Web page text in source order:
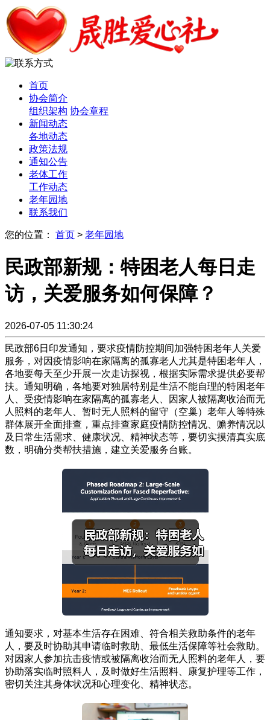
首页
协会简介
组织架构 协会章程
新闻动态
各地动态
政策法规
通知公告
老体工作
工作动态
老年园地
联系我们
您的位置： 首页 > 老年园地
民政部新规：特困老人每日走
访，关爱服务如何保障？
2026-07-05 11:30:24
民政部6日印发通知，要求疫情防控期间加强特困老年人关爱
服务，对因疫情影响在家隔离的孤寡老人尤其是特困老年人，
各地要每天至少开展一次走访探视，根据实际需求提供必要帮
扶。通知明确，各地要对独居特别是生活不能自理的特困老年
人、受疫情影响在家隔离的孤寡老人、因家人被隔离收治而无
人照料的老年人、暂时无人照料的留守（空巢）老年人等特殊
群体展开全面排查，重点排查家庭疫情防控情况、赡养情况以
及日常生活需求、健康状况、精神状态等，要切实摸清真实底
数，明确分类帮扶措施，建立关爱服务台账。
通知要求，对基本生活存在困难、符合相关救助条件的老年
人，要及时协助其申请临时救助、最低生活保障等社会救助。
对因家人参加抗击疫情或被隔离收治而无人照料的老年人，要
协助落实临时照料人，及时做好生活照料、康复护理等工作，
密切关注其身体状况和心理变化、精神状态。